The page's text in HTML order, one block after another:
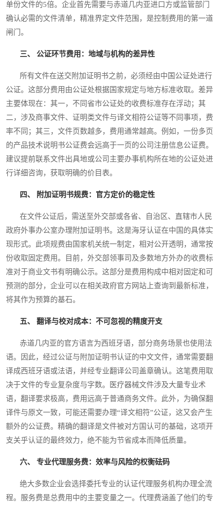
单份文件的5倍。企业首先需要与赤道几内亚进口方或监管部门
确认必需的文件清单，精准界定文件范围，是控制费用的第一道
闸门。
三、 公证环节费用：地域与机构的差异性
所有文件在送交附加证明书之前，必须经由中国公证处进行
公证。这部分费用由公证处根据国家规定与地方标准收取。差异
主要体现在：其一，不同省市公证处的收费标准存在浮动；其
二，涉及商事文件、证明类文件与译文相符公证等不同事项，费
率不同；其三，文件页数越多，费用通常越高。例如，一份多页
的产品技术说明书公证费会远高于一页的公司注册信息公证费。
建议提前联系文件出具地或公司主要办事机构所在地的公证处进
行详细咨询，获取明确的价目表。
四、 附加证明书规费：官方定价的稳定性
在文件公证后，需送至外交部或各省、自治区、直辖市人民
政府外事办公室办理附加证明书。这是海牙认证在中国的具体实
现形式。此项规费由国家机关统一制定，相对公开透明，通常按
份收取固定费用。目前，外交部领事司及多数地方外办的收费标
准对于商业文书有明确公示。这部分是费用构成中相对固定和可
预测的部分，企业可以在相关政府官方网站上查询到最新标准，
将其作为预算的基石。
五、 翻译与校对成本：不可忽视的精度开支
赤道几内亚的官方语言为西班牙语，部分商务场景也使用法
语。因此，经过公证与附加证明书认证的中文文件，通常需要翻
译成西班牙语或法语，并经专业翻译公司盖章确认。这笔费用取
决于文件的专业复杂度与字数。医疗器械文件涉及大量专业术
语，翻译要求极高，费用远高于普通商务文件。此外，为确保翻
译件与原文一致，可能还需要办理“译文相符”公证，这又会产生
额外的公证费。精确的翻译是文件被对方国认可的基础，这项开
支关乎认证的最终效力，绝不能为节省成本而降低质量。
六、 专业代理服务费：效率与风险的权衡砝码
绝大多数企业会选择委托专业的认证代理服务机构办理全流
程。服务费是总费用中的主要变量之一。代理费涵盖了他们的专